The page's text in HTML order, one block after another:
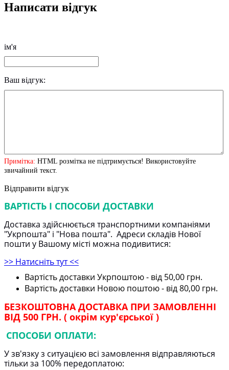
Написати відгук
ім'я
Ваш відгук:
Примітка: HTML розмітка не підтримується! Використовуйте
звичайний текст.
Відправити відгук
ВАРТІСТЬ І СПОСОБИ ДОСТАВКИ
Доставка здійснюється транспортними компаніями
"Укрпошта" і "Нова пошта". Адреси складів Нової
пошти у Вашому місті можна подивитися:
>> Натисніть тут <<
Вартість доставки Укрпоштою - від 50,00 грн.
Вартість доставки Новою поштою - від 80,00 грн.
БЕЗКОШТОВНА ДОСТАВКА ПРИ ЗАМОВЛЕННІ
ВІД 500 ГРН. ( окрім кур'єрської )
СПОСОБИ ОПЛАТИ:
У зв'язку з ситуацією всі замовлення відправляються
тільки за 100% передоплатою: